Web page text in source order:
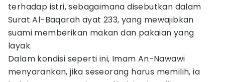
terhadap istri, sebagaimana disebutkan dalam
Surat Al-Baqarah ayat 233, yang mewajibkan
suami memberikan makan dan pakaian yang
layak.
Dalam kondisi seperti ini, Imam An-Nawawi
menyarankan, jika seseorang harus memilih, ia